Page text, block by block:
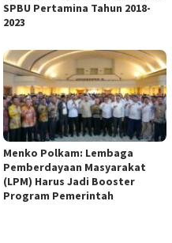
SPBU Pertamina Tahun 2018-
2023
Menko Polkam: Lembaga
Pemberdayaan Masyarakat
(LPM) Harus Jadi Booster
Program Pemerintah